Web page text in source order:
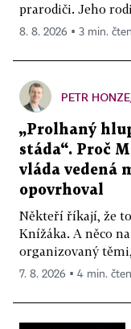
prarodiči. Jeho
8. 8. 2026 ▪ 3 min.
PETR
„Prolhaný
stáda“. Proč
vláda vedená
opovrhoval
Někteří říkají, že
Knížáka. A něco
organizovaný
7. 8. 2026 ▪ 4 min.